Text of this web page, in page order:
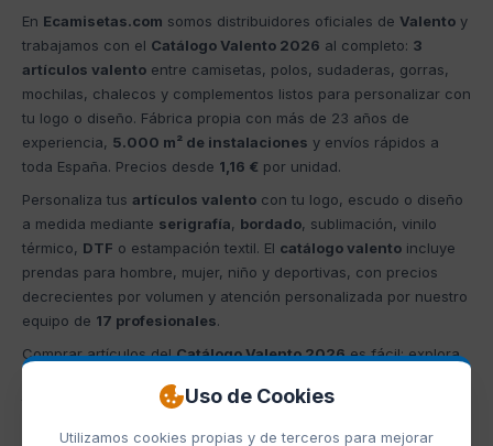
Uso de Cookies
Utilizamos cookies propias y de terceros para mejorar
En Ecamisetas.com somos distribuidores oficiales de Valento y
trabajamos con el Catálogo Valento 2026 al completo: 3
artículos valento entre camisetas, polos, sudaderas, gorras,
mochilas, chalecos y complementos listos para personalizar con
tu logo o diseño. Fábrica propia con más de 23 años de
experiencia, 5.000 m² de instalaciones y envíos rápidos a
toda España. Precios desde 1,16 € por unidad.
Personaliza tus artículos valento con tu logo, escudo o diseño
a medida mediante serigrafía, bordado, sublimación, vinilo
térmico, DTF o estampación textil. El catálogo valento incluye
prendas para hombre, mujer, niño y deportivas, con precios
decrecientes por volumen y atención personalizada por nuestro
equipo de 17 profesionales.
Comprar artículos delCatálogo Valento 2026es fácil: explora
presupuesto sin compromiso , envíanos tu diseño y recibe tu